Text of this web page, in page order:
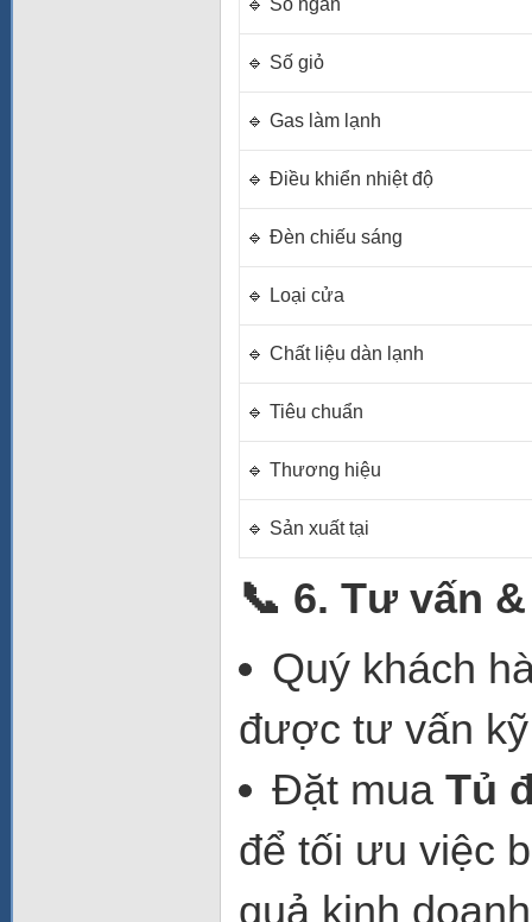
🔹 Số ngăn
🔹 Số giỏ
🔹 Gas làm lạnh
🔹 Điều khiển nhiệt độ
🔹 Đèn chiếu sáng
🔹 Loại cửa
🔹 Chất liệu dàn lạnh
🔹 Tiêu chuẩn
🔹 Thương hiệu
🔹 Sản xuất tại
📞 6. Tư vấn
Quý khách
được tư vấn
Đặt mua Tủ
để tối ưu việc
quả kinh